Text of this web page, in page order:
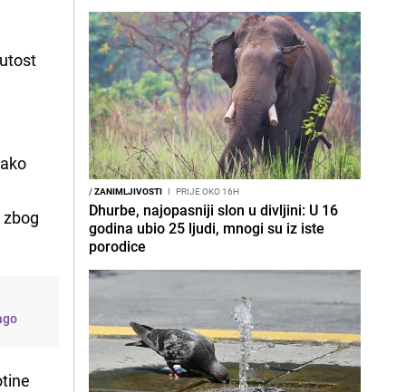
/ZANIMLJIVOSTI I PRIJE OKO 16H
Dhurbe, najopasniji slon u divljini: U 16
godina ubio 25 ljudi, mnogi su iz iste
porodice